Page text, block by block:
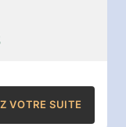
VOTRE SUITE